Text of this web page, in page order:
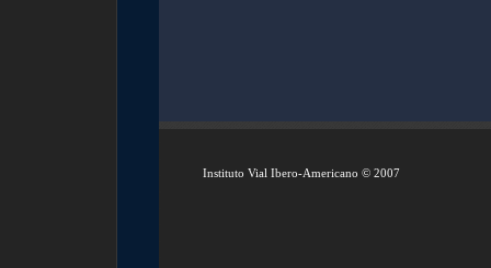
Instituto Vial Ibero-Americano © 2007